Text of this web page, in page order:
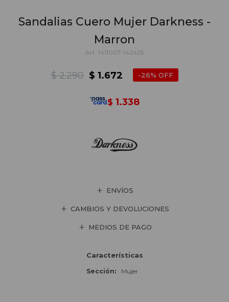
Sandalias Cuero Mujer Darkness -
Marron
1411007-142425
$ 1.672
$ 2.290 26
$ 1.338
ENVÍOS
CAMBIOS Y DEVOLUCIONES
MEDIOS DE PAGO
Características
Sección Mujer